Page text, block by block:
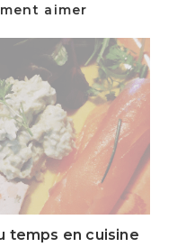
aimer
temps en cuisine